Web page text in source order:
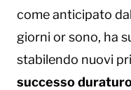
come anticipato dal
giorni or sono, ha
stabilendo nuovi
successo